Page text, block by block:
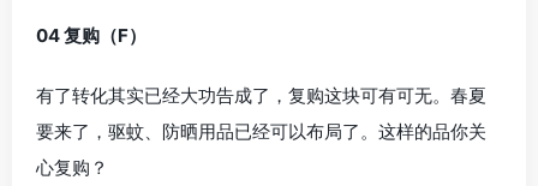
04 复购（F）
有了转化其实已经大功告成了，复购这块可有可无。春夏
要来了，驱蚊、防晒用品已经可以布局了。这样的品你关
心复购？